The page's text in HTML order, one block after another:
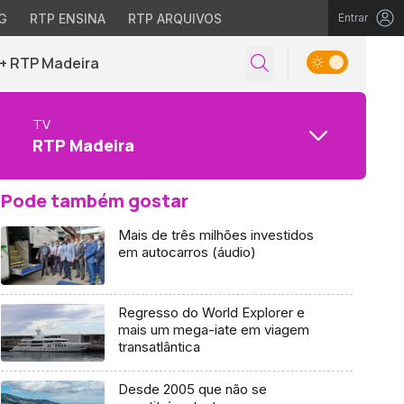
RTP ENSINA RTP ARQUIVOS Entrar
+ RTP Madeira
TV
RTP Madeira
Pode também gostar
Mais de três milhões investidos
em autocarros (áudio)
Regresso do World Explorer e
mais um mega-iate em viagem
transatlântica
Desde 2005 que não se